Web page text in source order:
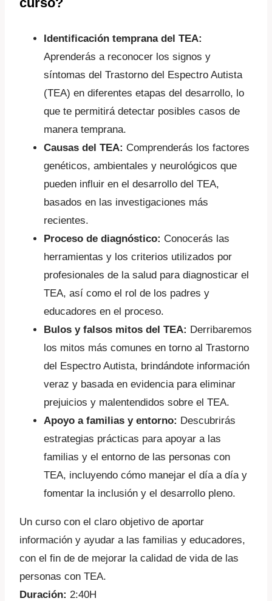
Identificación temprana del TEA:
Aprenderás a reconocer los signos y
síntomas del Trastorno del Espectro Autista
(TEA) en diferentes etapas del desarrollo, lo
que te permitirá detectar posibles casos de
manera temprana.
Causas del TEA: Comprenderás los factores
genéticos, ambientales y neurológicos que
pueden influir en el desarrollo del TEA,
basados en las investigaciones más
recientes.
Proceso de diagnóstico: Conocerás las
herramientas y los criterios utilizados por
profesionales de la salud para diagnosticar el
TEA, así como el rol de los padres y
educadores en el proceso.
Bulos y falsos mitos del TEA: Derribaremos
los mitos más comunes en torno al Trastorno
del Espectro Autista, brindándote información
veraz y basada en evidencia para eliminar
prejuicios y malentendidos sobre el TEA.
Apoyo a familias y entorno: Descubrirás
estrategias prácticas para apoyar a las
familias y el entorno de las personas con
TEA, incluyendo cómo manejar el día a día y
fomentar la inclusión y el desarrollo pleno.
Un curso con el claro objetivo de aportar
información y ayudar a las familias y educadores,
con el fin de de mejorar la calidad de vida de las
personas con TEA.
Duración: 2:40H